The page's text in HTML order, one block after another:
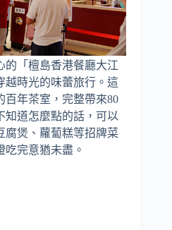
的「檀島香港餐廳大江
越時光的味蕾旅行。這
百年茶室，完整帶來80
知道怎麼點的話，可以
腐煲、蘿蔔糕等招牌菜
完意猶未盡。